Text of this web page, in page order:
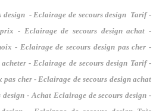
design - Eclairage de secours design Tarif -
- Eclairage de secours design achat -
- Eclairage de secours design pas cher -
- Eclairage de secours design Tarif -
cher - Eclairage de secours design achat
- Achat Eclairage de secours design -